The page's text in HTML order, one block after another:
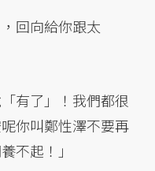
回向給你跟太
有了」！我們都很
你叫鄭性澤不要再
不起！」